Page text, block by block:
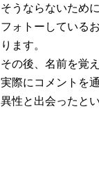
そうならないため
フォトーしている
ります。
その後、名前を覚
実際にコメントを
異性と出会ったと